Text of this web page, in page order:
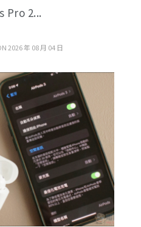
Pro 2...
2026 年 08 月 04 日